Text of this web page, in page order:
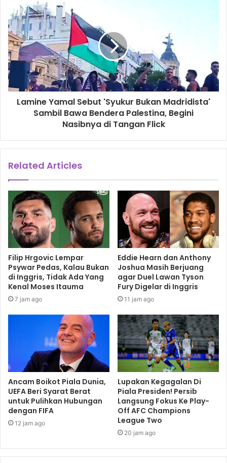
Lamine Yamal Sebut 'Syukur Bukan Madridista'
Sambil Bawa Bendera Palestina, Begini
Nasibnya di Tangan Flick
Related Articles
Filip Hrgovic Lempar
Psywar Pedas, Kalau Bukan
di Inggris, Tidak Ada Yang
Kenal Moses Itauma
7 jam ago
Eddie Hearn dan Anthony
Joshua Masih Berjuang
agar Duel Lawan Tyson
Fury Digelar di Inggris
11 jam ago
Ancam Boikot Piala Dunia,
UEFA Beri Syarat Berat
untuk Pulihkan Hubungan
dengan FIFA
12 jam ago
Lupakan Kegagalan Di
Piala Presiden! Persib
Langsung Fokus Ke Play-
Off AFC Champions
League Two
20 jam ago